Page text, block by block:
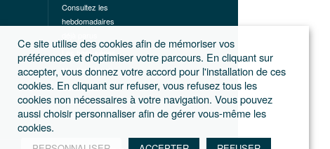
Consultez les
hebdomadaires
Les hors-séries
Mentions légales
Conditions
générales de
ventes
Ce site utilise des cookies afin de mémoriser vos
préférences et d'optimiser votre parcours. En cliquant sur
accepter, vous donnez votre accord pour l'installation de ces
cookies. En cliquant sur refuser, vous refusez tous les
cookies non nécessaires à votre navigation. Vous pouvez
aussi choisir personnaliser afin de gérer vous-même les
cookies.